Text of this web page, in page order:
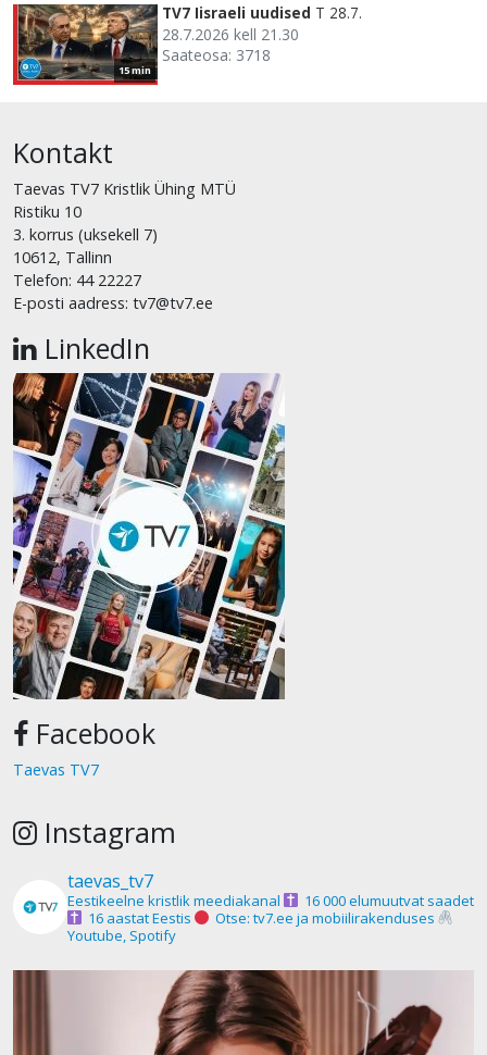
15 min
TV7 Iisraeli uudised T 28.7.
28.7.2026 kell 21.30
Saateosa: 3718
Kontakt
Taevas TV7 Kristlik Ühing MTÜ
Ristiku 10
3. korrus (uksekell 7)
10612, Tallinn
Telefon: 44 22227
E-posti aadress: tv7@tv7.ee
LinkedIn
Facebook
Taevas TV7
Instagram
taevas_tv7
Eestikeelne kristlik meediakanal
16 000 elumuutvat saadet
16 aastat Eestis
Otse: tv7.ee ja mobiilirakenduses
Youtube, Spotify